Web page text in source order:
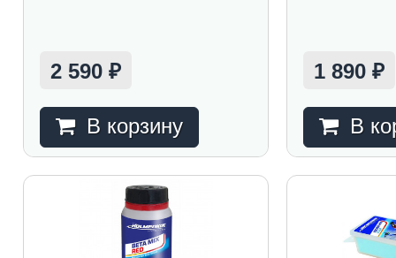
2 590 ₽
В корзину
1 890₽
В